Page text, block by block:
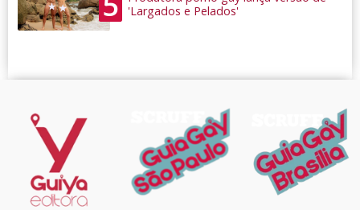
'Largados e Pelados'